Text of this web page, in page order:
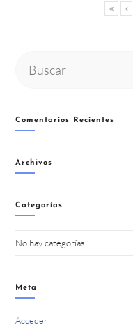
« ‹
Comentarios Recientes
Archivos
Categorías
No hay categorías
Meta
Acceder